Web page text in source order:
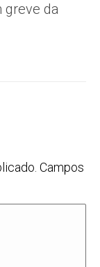
greve da
Campos